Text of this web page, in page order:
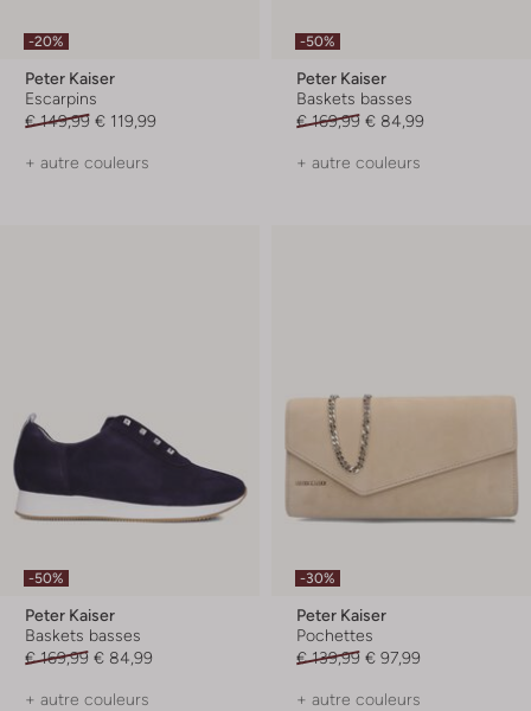
-20%
Peter Kaiser
Escarpins
€ 149,99 € 119,99
+ autre couleurs
-50%
Peter Kaiser
Baskets basses
€ 169,99 € 84,99
+ autre couleurs
-50%
Peter Kaiser
Baskets basses
€ 169,99 € 84,99
+ autre couleurs
-30%
Peter Kaiser
Pochettes
€ 139,99 € 97,99
+ autre couleurs